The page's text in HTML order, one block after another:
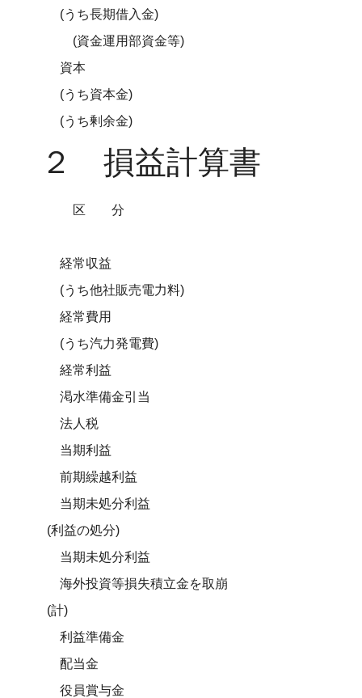
(うち長期借入金)
(資金運用部資金等)
資本
(うち資本金)
(うち剰余金)
２ 損益計算書
区分
経常収益
(うち他社販売電力料)
経常費用
(うち汽力発電費)
経常利益
渇水準備金引当
法人税
当期利益
前期繰越利益
当期未処分利益
(利益の処分)
当期未処分利益
海外投資等損失積立金を取崩
(計)
利益準備金
配当金
役員賞与金